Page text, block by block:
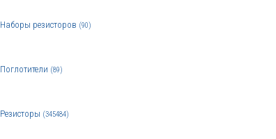
Наборы резисторов (90)
Поглотители (89)
Резисторы (345484)